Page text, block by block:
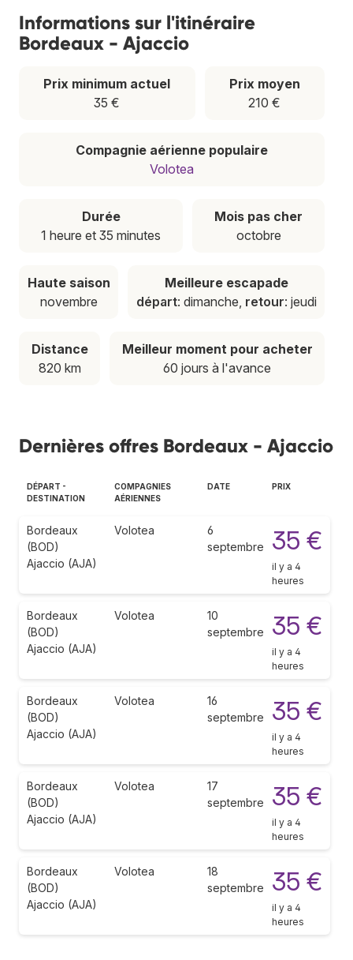
Informations sur l'itinéraire
Bordeaux - Ajaccio
Prix minimum actuel
35 €
Prix moyen
210 €
Compagnie aérienne populaire
Volotea
Durée
1 heure et 35 minutes
Mois pas cher
octobre
Haute saison
novembre
Meilleure escapade
départ: dimanche, retour: jeudi
Distance
820 km
Meilleur moment pour acheter
60 jours à l'avance
Dernières offres Bordeaux - Ajaccio
DÉPART -
DESTINATION
COMPAGNIES
AÉRIENNES
DATE PRIX
Bordeaux
(BOD)
Ajaccio (AJA)
Volotea
6
septembre
35 €
il y a 4
heures
Bordeaux
(BOD)
Ajaccio (AJA)
Volotea
10
septembre
35 €
il y a 4
heures
Bordeaux
(BOD)
Ajaccio (AJA)
Volotea
16
septembre
35 €
il y a 4
heures
Bordeaux
(BOD)
Ajaccio (AJA)
Volotea
17
septembre
35 €
il y a 4
heures
Bordeaux
(BOD)
Ajaccio (AJA)
Volotea
18
septembre
35 €
il y a 4
heures